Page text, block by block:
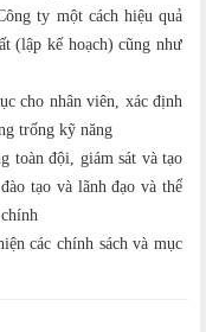
ty một cách hiệu quả
(lập kế hoạch) cũng như
cho nhân viên, xác định
trống kỹ năng
toàn đội, giám sát và tạo
tạo và lãnh đạo và thể
các chính sách và mục